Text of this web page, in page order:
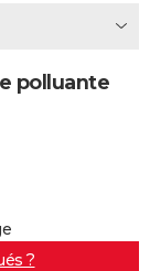
polluante
?